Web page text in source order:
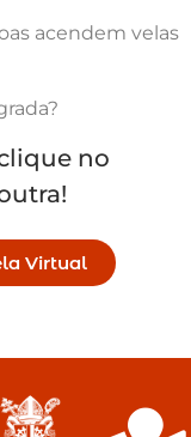
acendem velas
no
Virtual